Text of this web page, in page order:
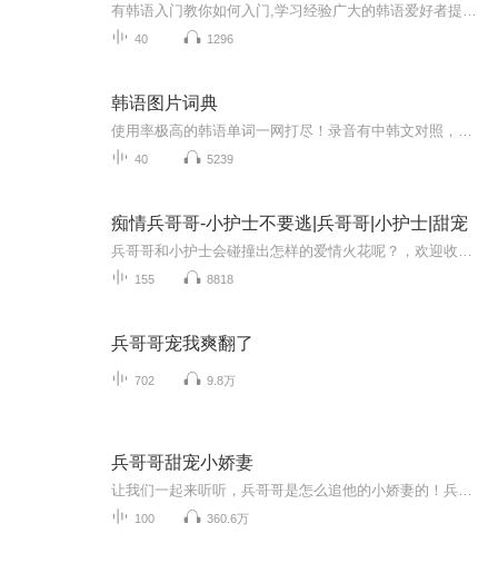
40 1296
韩语图片词典
40 5239
痴情兵哥哥-小护士不要逃|兵哥哥|小护士|甜宠
155 8818
兵哥哥宠我爽翻了
702 9.8万
兵哥哥甜宠小娇妻
100 360.6万